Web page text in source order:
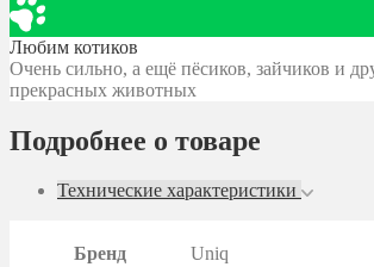
Любим котиков
Очень сильно, а ещё пёсиков, зайчиков и
прекрасных животных
Подробнее о товаре
Технические характеристики
Бренд Uniq